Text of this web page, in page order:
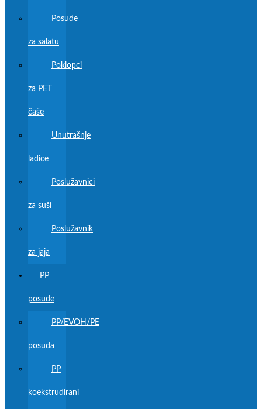
Posude
za salatu
Poklopci
za PET
čaše
Unutrašnje
ladice
Poslužavnici
za suši
Poslužavnik
za jaja
PP
posude
PP/EVOH/PE
posuda
PP
koekstrudirani